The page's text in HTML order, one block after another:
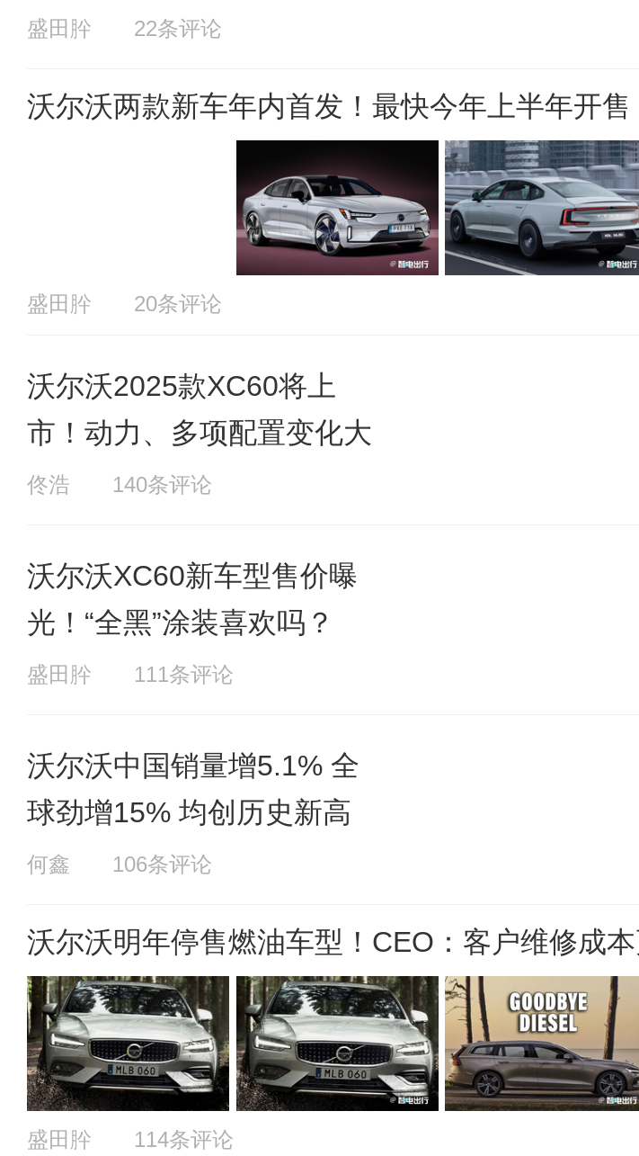
盛田肸 22条评论
沃尔沃两款新车年内首发！最快今年上半年开售
盛田肸 20条评论
沃尔沃2025款XC60将上
市！动力、多项配置变化大
佟浩 140条评论
沃尔沃XC60新车型售价曝
光！“全黑”涂装喜欢吗？
盛田肸 111条评论
沃尔沃中国销量增5.1% 全
球劲增15% 均创历史新高
何鑫 106条评论
沃尔沃明年停售燃油车型！CEO：客户维修成
盛田肸 114条评论